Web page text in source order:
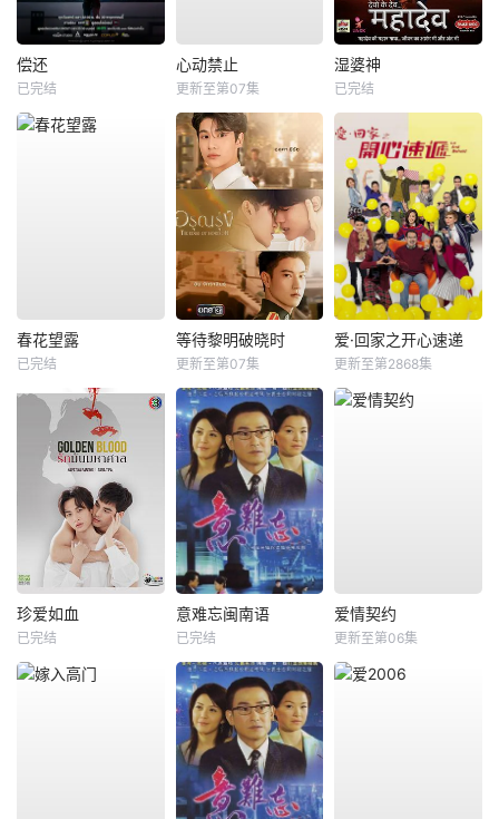
偿还
已完结
心动禁止
更新至第07集
湿婆神
已完结
春花望露
已完结
等待黎明破晓时
更新至第07集
爱·回家之开心速递
更新至第2868集
珍爱如血
已完结
意难忘闽南语
已完结
爱情契约
更新至第06集